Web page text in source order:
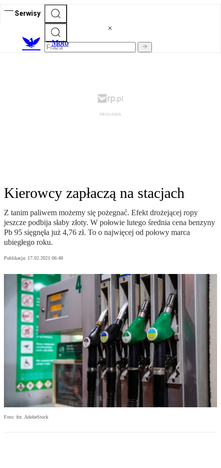
Serwisy
Moto
Kierowcy zapłaczą na stacjach
Z tanim paliwem możemy się pożegnać. Efekt drożejącej ropy
jeszcze podbija słaby złoty. W połowie lutego średnia cena benzyny
Pb 95 sięgnęła już 4,76 zł. To o najwięcej od połowy marca
ubiegłego roku.
Publikacja: 17.02.2021 06:48
Foto: fot. AdobeStock